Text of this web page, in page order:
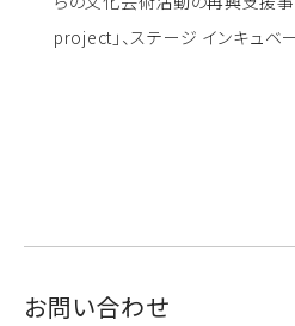
project」、ステージ インキュベ
お問い合わせ